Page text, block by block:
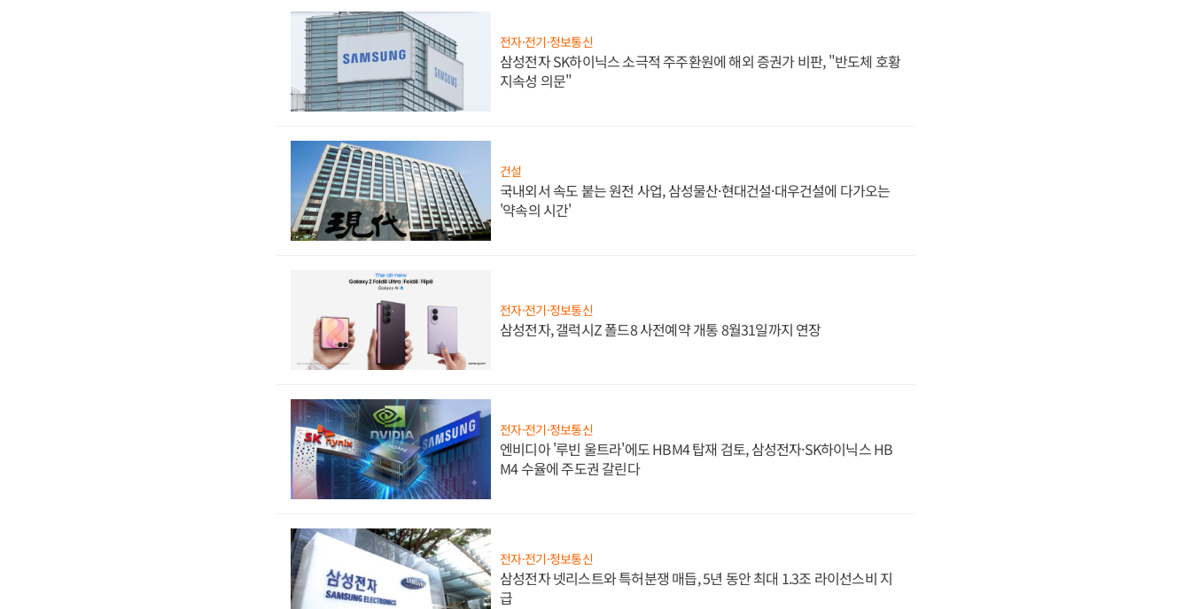
전자·전기·정보통신
삼성전자 SK하이닉스 소극적 주주환원에 해외 증권가 비판, "반도체 호황
지속성 의문"
건설
국내외서 속도 붙는 원전 사업, 삼성물산·현대건설·대우건설에 다가오는
'약속의 시간'
전자·전기·정보통신
삼성전자, 갤럭시Z 폴드8 사전예약 개통 8월31일까지 연장
전자·전기·정보통신
엔비디아 '루빈 울트라'에도 HBM4 탑재 검토, 삼성전자·SK하이닉스 HB
M4 수율에 주도권 갈린다
전자·전기·정보통신
삼성전자 넷리스트와 특허분쟁 매듭, 5년 동안 최대 1.3조 라이선스비 지
급